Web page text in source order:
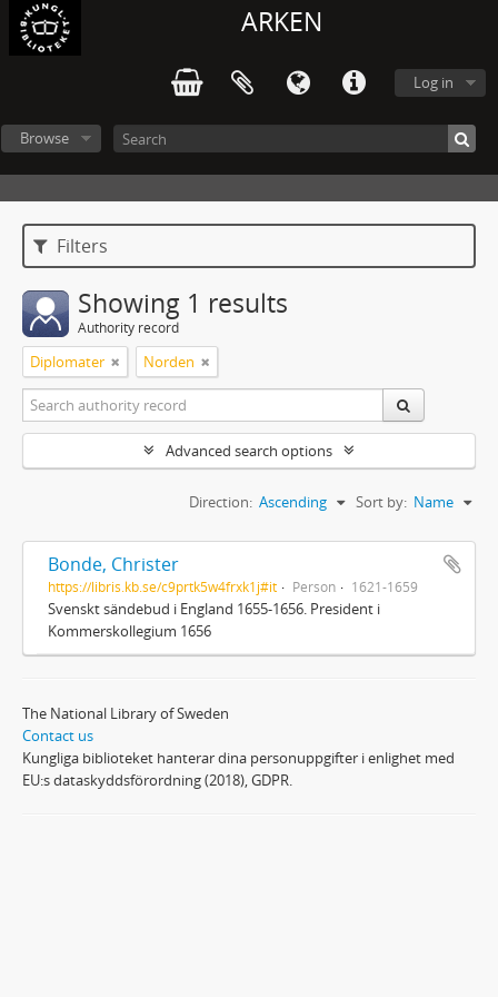
ARKEN
Log in
Browse
Filters
Showing 1 results
Authority record
Diplomater Norden
Advanced search options
Sort by: Name
Direction: Ascending
Bonde, Christer
https://libris.kb.se/c9prtk5w4frxk1j#it Person 1621-1659
Svenskt sändebud i England 1655-1656. President i
Kommerskollegium 1656
The National Library of Sweden
Contact us
Kungliga biblioteket hanterar dina personuppgifter i enlighet med
EU:s dataskyddsförordning (2018), GDPR.